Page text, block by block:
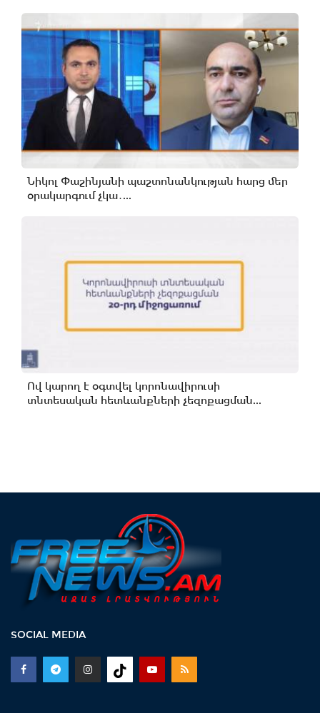
Նիկոլ Փաշինյանի պաշտոնանկության հարց մեր
օրակարգում չկա․...
Ով կարող է օգտվել կորոնավիրուսի
տնտեսական հետևանքների չեզոքացման...
SOCIAL MEDIA